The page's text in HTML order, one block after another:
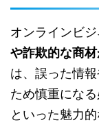
オンラインビジ
や詐欺的な商
は、誤った情
ため慎重にな
といった魅力